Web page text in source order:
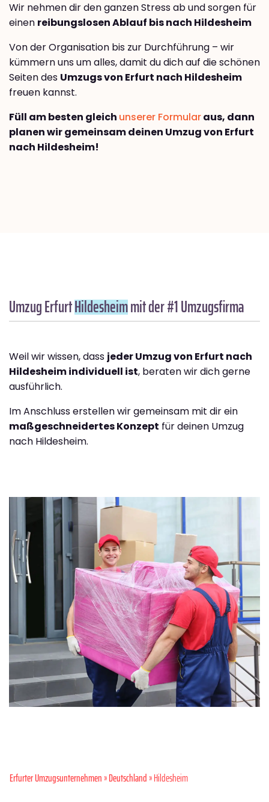
Wir nehmen dir den ganzen Stress ab und sorgen für
einen reibungslosen Ablauf bis nach Hildesheim
Von der Organisation bis zur Durchführung – wir
kümmern uns um alles, damit du dich auf die schönen
Seiten des Umzugs von Erfurt nach Hildesheim
freuen kannst.
Füll am besten gleich unserer Formularaus, dann
planen wir gemeinsam deinen Umzug von Erfurt
nach Hildesheim!
Umzug ErfurtHildesheimmit der #1 Umzugsfirma
Weil wir wissen, dass jeder Umzug von Erfurt nach
Hildesheim individuell ist, beraten wir dich gerne
ausführlich.
Im Anschluss erstellen wir gemeinsam mit dir ein
maßgeschneidertes Konzept für deinen Umzug
nach Hildesheim.
Erfurter Umzugsunternehmen»Deutschland» Hildesheim